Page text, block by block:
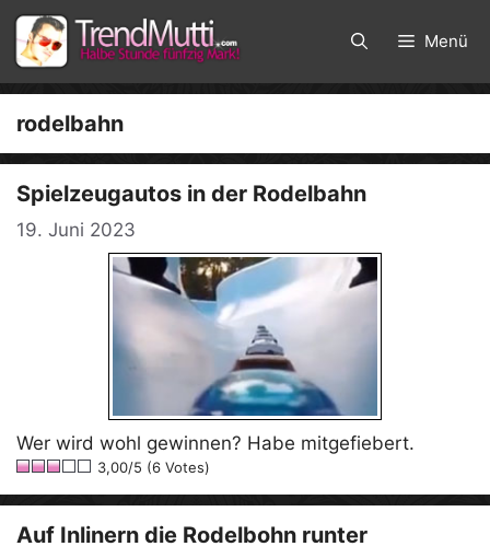
Zum
Inhalt
springen
Menü
rodelbahn
Spielzeugautos in der Rodelbahn
19. Juni 2023
Wer wird wohl gewinnen? Habe mitgefiebert.
3,00/5 (6 Votes)
Auf Inlinern die Rodelbohn runter